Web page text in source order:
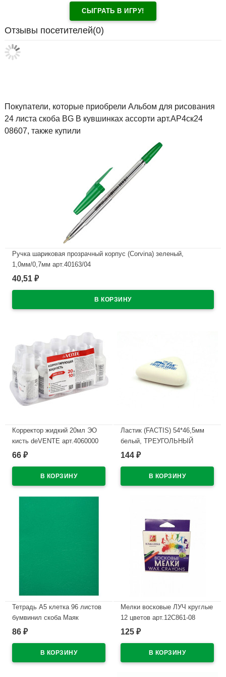
СЫГРАТЬ В ИГРУ!
Отзывы посетителей(0)
Покупатели, которые приобрели Альбом для рисования
24 листа скоба BG В кувшинках ассорти арт.АР4ск24
08607, также купили
Ручка шариковая прозрачный корпус (Corvina) зеленый,
1,0мм/0,7мм арт.40163/04
В наличии
40,51 ₽
Корректор жидкий 20мл ЭО
кисть deVENTE арт.4060000
(Ст.12/240)
66 ₽
Ластик (FACTIS) 54*46,5мм
белый, ТРЕУГОЛЬНЫЙ
арт.TRI-24
144 ₽
Тетрадь А5 клетка 96 листов
бумвинил скоба Маяк
зеленый арт Т-5096 Б2
86 ₽
Мелки восковые ЛУЧ круглые
12 цветов арт.12С861-08
В наличии
125 ₽